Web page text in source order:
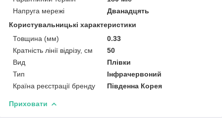
Напруга мережі
Дванадцять
Користувальницькі характеристики
Товщина (мм)
0.33
Кратність лінії відрізу, см
50
Вид
Плівки
Тип
Інфрачервоний
Країна реєстрації бренду
Південна Корея
Приховати